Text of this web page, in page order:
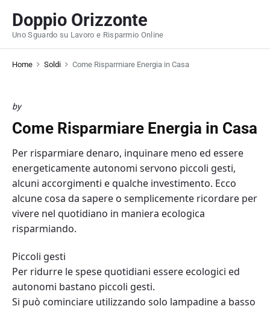
p
Doppio Orizzonte
Uno Sguardo su Lavoro e Risparmio Online
Home Soldi Come Risparmiare Energia in Casa
by
Come Risparmiare Energia in Casa
Per risparmiare denaro, inquinare meno ed essere
energeticamente autonomi servono piccoli gesti,
alcuni accorgimenti e qualche investimento. Ecco
alcune cosa da sapere o semplicemente ricordare per
vivere nel quotidiano in maniera ecologica
risparmiando.
Piccoli gesti
Per ridurre le spese quotidiani essere ecologici ed
autonomi bastano piccoli gesti.
Si può cominciare utilizzando solo lampadine a basso